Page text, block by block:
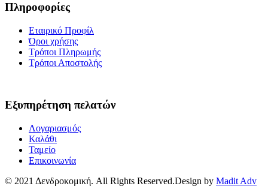
Πληροφορίες
Εταιρικό Προφίλ
Όροι χρήσης
Τρόποι Πληρωμής
Τρόποι Αποστολής
Εξυπηρέτηση πελατών
Λογαριασμός
Καλάθι
Ταμείο
Επικοινωνία
© 2021 Δενδροκομική. All Rights Reserved.Design by Madit Adv